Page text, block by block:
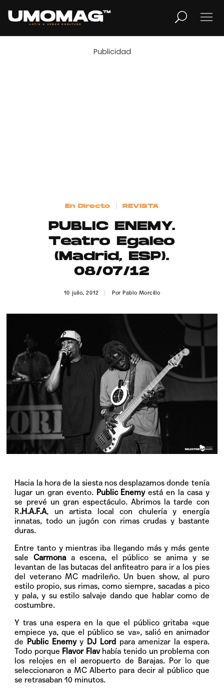
LIFESTYLE
Contacto
Aviso Legal
Publicidad
En Directo REVISTA
PUBLIC ENEMY.
Teatro Egaleo
(Madrid, ESP).
08/07/12
10 julio, 2012 PorPablo Morcillo
Hacia la hora de la siesta nos desplazamos donde tenía
lugar un gran evento. Public Enemyestá en la casa y
se prevé un gran espectáculo. Abrimos la tarde con
R.H.A.F.A, un artista local con chulería y energía
innatas, todo un jugón con rimas crudas y bastante
duras.
Entre tanto y mientras iba llegando más y más gente
saleCarmonaa escena, el público se anima y se
levantan de las butacas del anfiteatro para ir a los pies
del veterano MC madrileño. Un buen show, al puro
estilo propio, sus rimas, como siempre, sacadas a pico
y pala, y su estilo salvaje dando que hablar como de
costumbre.
Y tras una espera en la que el público gritaba «que
empiece ya, que el público se va», salió en animador
de Public Enemyy DJ Lord para amenizar la espera.
Todo porque Flavor Flavhabía tenido un problema con
los relojes en el aeropuerto de Barajas. Por lo que
seleccionaron a MC Alberto para decir al público que
se retrasaban 10 minutos.